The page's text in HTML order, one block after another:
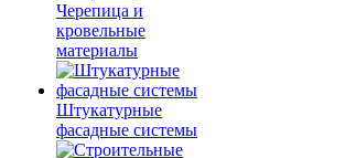
Черепица и
кровельные
материалы
Штукатурные
фасадные системы